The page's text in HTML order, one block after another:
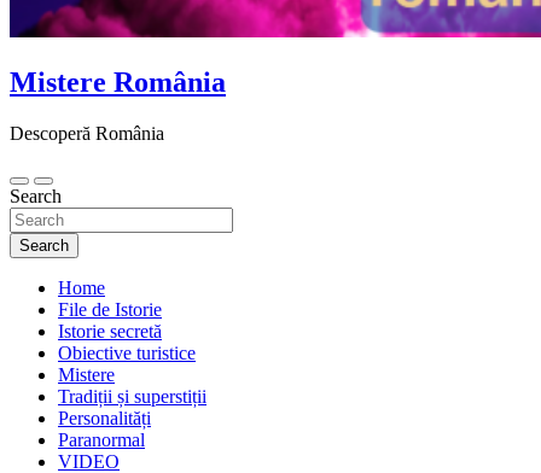
Mistere România
Descoperă România
Search
Search
Home
File de Istorie
Istorie secretă
Obiective turistice
Mistere
Tradiții și superstiții
Personalități
Paranormal
VIDEO